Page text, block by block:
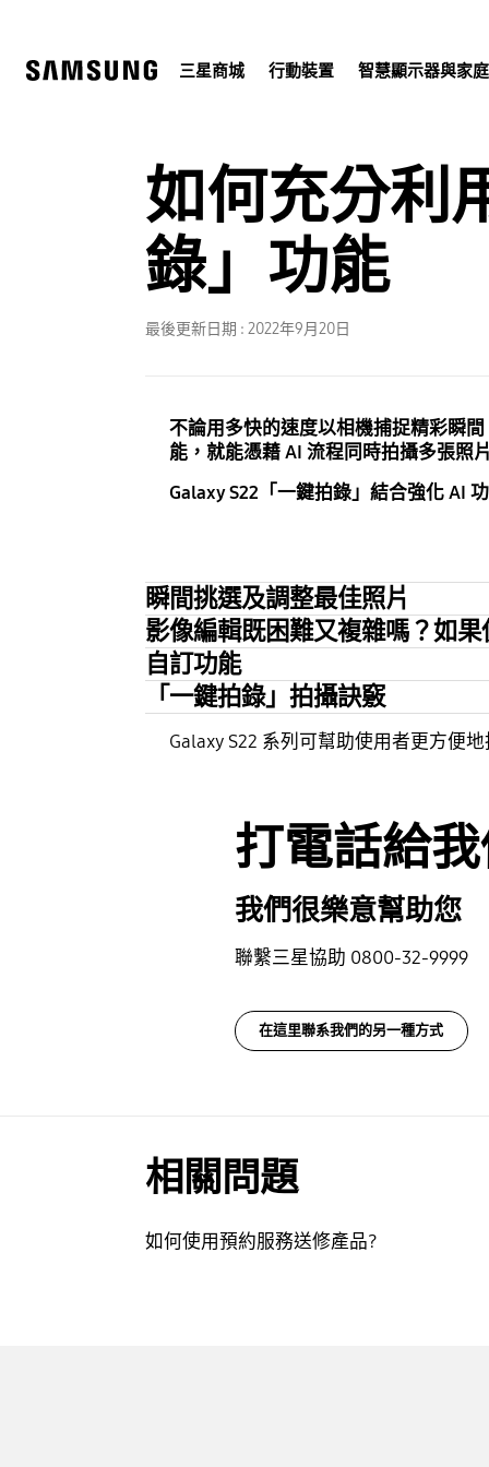
三星商城 行動裝置 智慧顯示器與家
如何充分利
錄」功能
最後更新日期 : 2022年9月20日
不論用多快的速度以相機捕捉精彩瞬
能，就能憑藉 AI 流程同時拍攝多張照
Galaxy S22「一鍵拍錄」結合強化 AI
瞬間挑選及調整最佳照片
影像編輯既困難又複雜嗎？如
自訂功能
「一鍵拍錄」拍攝訣竅
Galaxy S22 系列可幫助使用者更方便
打電話給
我們很樂意幫助您
聯繫三星協助 0800-32-9999
在這里聯系我們的另一種方式
相關問題
如何使用預約服務送修產品?